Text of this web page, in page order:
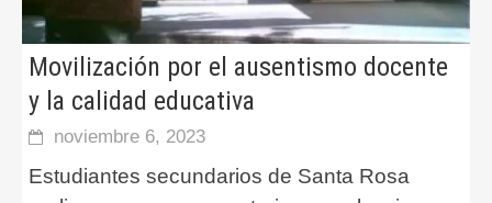
Movilización por el ausentismo docente
y la calidad educativa
noviembre 6, 2023
Estudiantes secundarios de Santa Rosa